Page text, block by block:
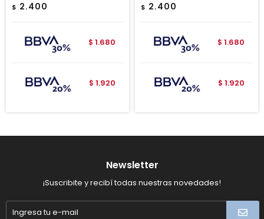
$ 2.400
$ 1.680
$ 1.920
$ 2.400
$ 1.680
$ 1.920
Newsletter
¡Suscribite y recibí todas nuestras novedades!